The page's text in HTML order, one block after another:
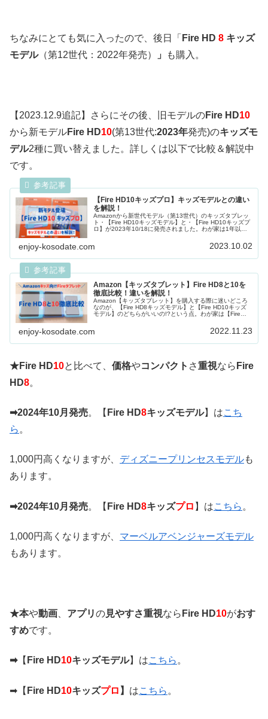
ちなみにとても気に入ったので、後日「 Fire HD 8 キッズ
モデル（第12世代：2022年発売） 」 も購入。
【2023.12.9追記】さらにその後、旧モデルのFire HD10
から新モデルFire HD10(第13世代:2023年発売)のキッズモ
デル2種に買い替えました。詳しくは以下で比較＆解説中
です。
【Fire HD10キッズプロ】キッズモデルとの違い
を解説！
Amazonから新世代モデル（第13世代）のキッズタブレッ
ト・【Fire HD10キッズモデル】と・【Fire HD10キッズプ
ロ】が2023年10/18に発売されました。わが家は1年以
enjoy-kosodate.com 2023.10.02
Amazon【キッズタブレット】Fire HD8と10を
徹底比較！違いを解説！
Amazon【キッズタブレット】を購入する際に迷いどころ
なのが、【Fire HD8キッズモデル】と【Fire HD10キッズ
モデル】のどちらがいいの!?という点。わが家は【Fire
enjoy-kosodate.com 2022.11.23
★Fire HD10と比べて、 価格やコンパクト さ重視なら Fire
HD8。
➡2024年10月発売。【 Fire HD8キッズモデル】はこち
ら 。
1,000円高くなりますが、 ディズニープリンセスモデルも
あります。
➡2024年10月発売。【 Fire HD8キッズプロ 】はこちら 。
1,000円高くなりますが、 マーベルアベンジャーズモデル
もあります。
★本や動画 アプリの見やすさ重視なら Fire HD10がおす
すめです。
➡【 Fire HD10キッズモデル】はこちら。
➡【 Fire HD10キッズプロ 】 はこちら 。